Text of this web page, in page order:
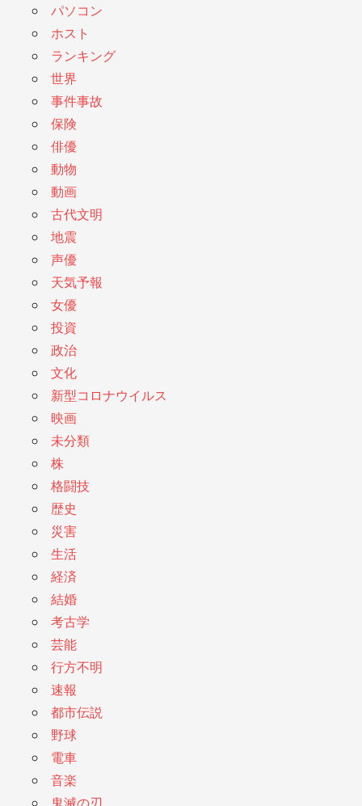
パソコン
ホスト
ランキング
世界
事件事故
保険
俳優
動物
動画
古代文明
地震
声優
天気予報
女優
投資
政治
文化
新型コロナウイルス
映画
未分類
株
格闘技
歴史
災害
生活
経済
結婚
考古学
芸能
行方不明
速報
都市伝説
野球
電車
音楽
鬼滅の刃